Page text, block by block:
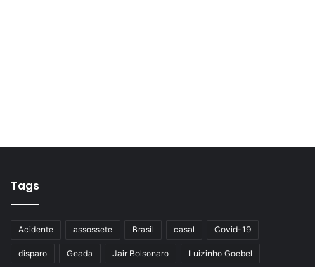
Tags
Acidente assossete Brasil casal Covid-19
disparo Geada Jair Bolsonaro Luizinho Goebel